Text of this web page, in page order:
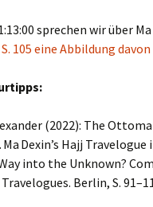
sprechen wir über
105 eine Abbildung davon
(2022): The
Dexin’s Hajj
into the Unknown?
Berlin, S.